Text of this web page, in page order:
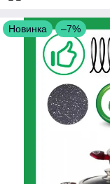
Новинка –7%